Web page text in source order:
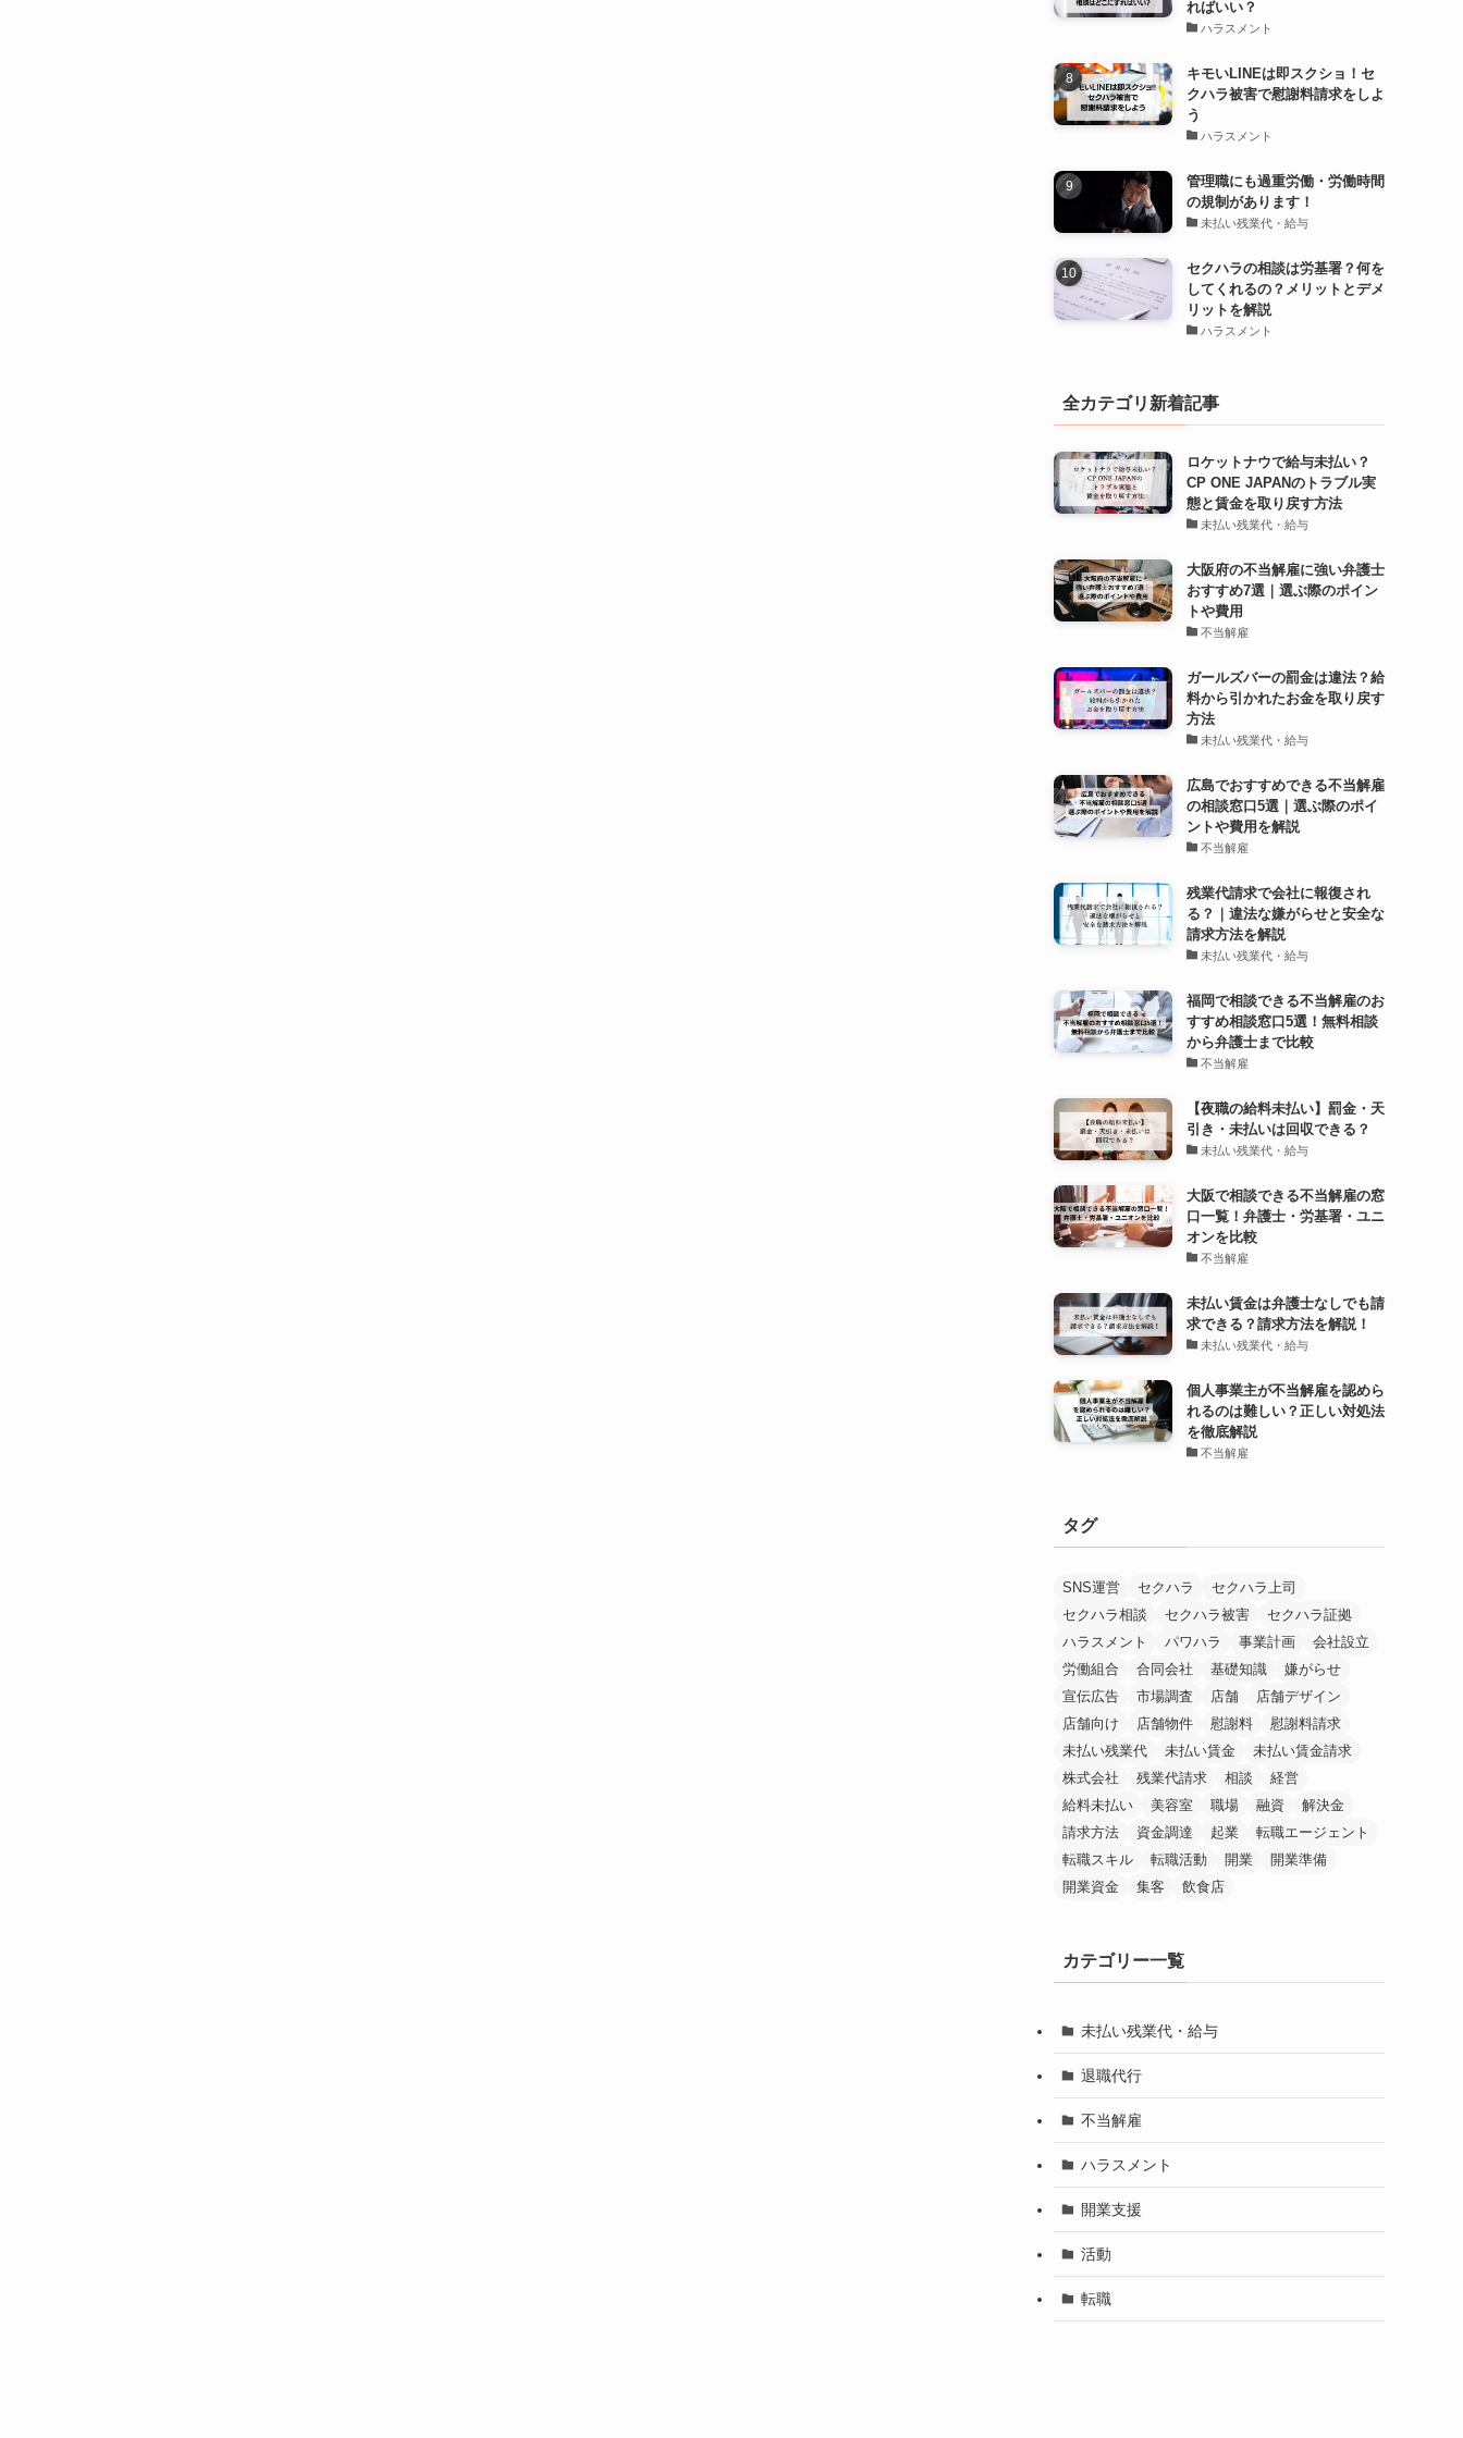
ればいい？
ハラスメント
キモいLINEは即スクショ！セ
クハラ被害で慰謝料請求をしよ
う
ハラスメント
管理職にも過重労働・労働時間
の規制があります！
未払い残業代・給与
セクハラの相談は労基署？何を
してくれるの？メリットとデメ
リットを解説
ハラスメント
全カテゴリ新着記事
ロケットナウで給与未払い？
CP ONE JAPANのトラブル実
態と賃金を取り戻す方法
未払い残業代・給与
大阪府の不当解雇に強い弁護士
おすすめ7選｜選ぶ際のポイン
トや費用
不当解雇
ガールズバーの罰金は違法？給
料から引かれたお金を取り戻す
方法
未払い残業代・給与
広島でおすすめできる不当解雇
の相談窓口5選｜選ぶ際のポイ
ントや費用を解説
不当解雇
残業代請求で会社に報復され
る？｜違法な嫌がらせと安全な
請求方法を解説
未払い残業代・給与
福岡で相談できる不当解雇のお
すすめ相談窓口5選！無料相談
から弁護士まで比較
不当解雇
【夜職の給料未払い】罰金・天
引き・未払いは回収できる？
未払い残業代・給与
大阪で相談できる不当解雇の窓
口一覧！弁護士・労基署・ユニ
オンを比較
不当解雇
未払い賃金は弁護士なしでも請
求できる？請求方法を解説！
未払い残業代・給与
個人事業主が不当解雇を認めら
れるのは難しい？正しい対処法
を徹底解説
不当解雇
タグ
SNS運営 セクハラ
セクハラ上司
セクハラ相談
セクハラ被害
セクハラ証拠
ハラスメント
パワハラ 事業計画
会社設立
労働組合
合同会社 基礎知識
嫌がらせ
宣伝広告
市場調査 店舗
店舗デザイン
店舗向け
店舗物件 慰謝料
慰謝料請求
未払い残業代
未払い賃金
未払い賃金請求
株式会社
残業代請求 相談
経営
給料未払い
美容室 職場 融資
解決金
請求方法
資金調達 起業
転職エージェント
転職スキル
転職活動 開業
開業準備
開業資金
集客 飲食店
カテゴリー一覧
未払い残業代・給与
退職代行
不当解雇
ハラスメント
開業支援
活動
転職